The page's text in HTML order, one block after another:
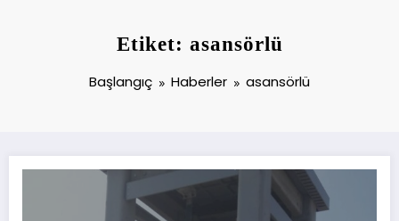
Etiket: asansörlü
Başlangıç Haberler asansörlü